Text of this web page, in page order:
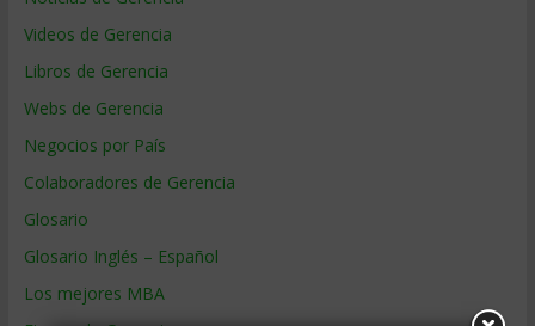
Videos de Gerencia
Libros de Gerencia
Webs de Gerencia
Negocios por País
Colaboradores de Gerencia
Glosario
Glosario Inglés – Español
Los mejores MBA